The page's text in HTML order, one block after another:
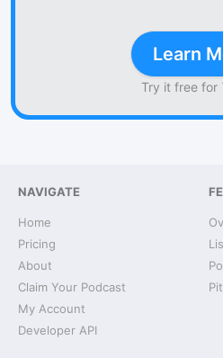
Learn
Try it free for
NAVIGATE
Home
Pricing
About
Claim Your Podcast
My Account
Developer API